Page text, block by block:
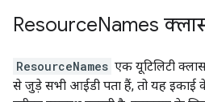
ResourceNames
ResourceNames एक यूटिलिटी
से जुड़े सभी आईडी पता हैं, तो यह इकाई